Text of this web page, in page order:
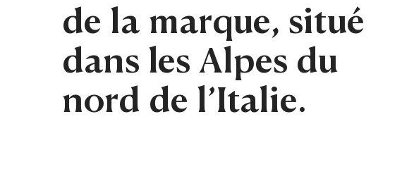
de la marque, situé
dans les Alpes du
nord de l’Italie.